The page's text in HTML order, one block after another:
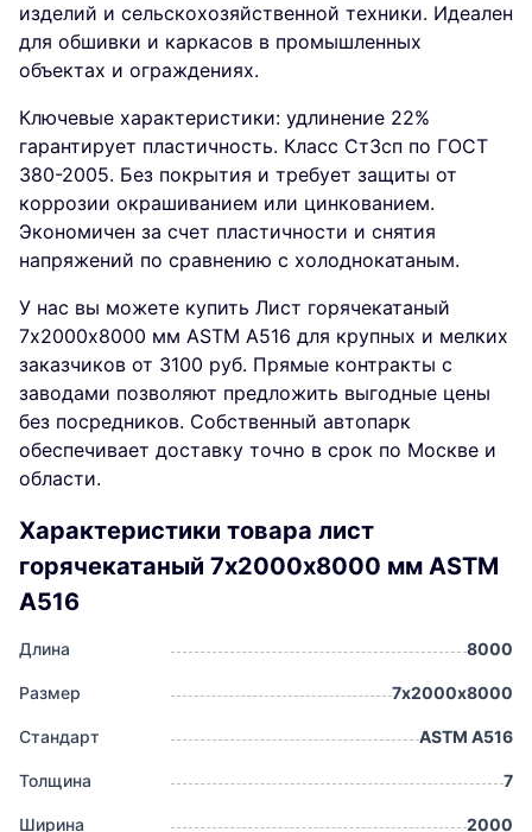
изделий и сельскохозяйственной техники. Идеален
для обшивки и каркасов в промышленных
объектах и ограждениях.
Ключевые характеристики: удлинение 22%
гарантирует пластичность. Класс Ст3сп по ГОСТ
380-2005. Без покрытия и требует защиты от
коррозии окрашиванием или цинкованием.
Экономичен за счет пластичности и снятия
напряжений по сравнению с холоднокатаным.
У нас вы можете купить Лист горячекатаный
7х2000х8000 мм ASTM A516 для крупных и мелких
заказчиков от 3100 руб. Прямые контракты с
заводами позволяют предложить выгодные цены
без посредников. Собственный автопарк
обеспечивает доставку точно в срок по Москве и
области.
Характеристики товара лист
горячекатаный 7х2000х8000 мм ASTM
A516
Длина 8000
Размер 7х2000х8000
Стандарт ASTM A516
Толщина 7
Ширина 2000